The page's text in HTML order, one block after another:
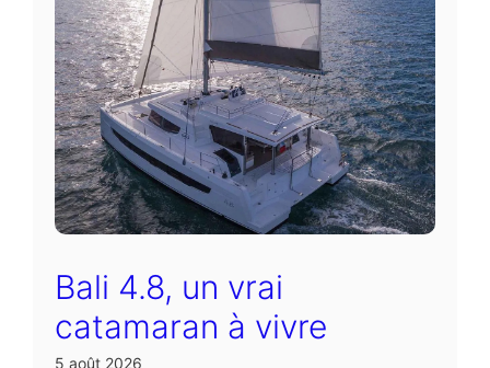
Bali 4.8, un vrai
catamaran à vivre
5 août 2026